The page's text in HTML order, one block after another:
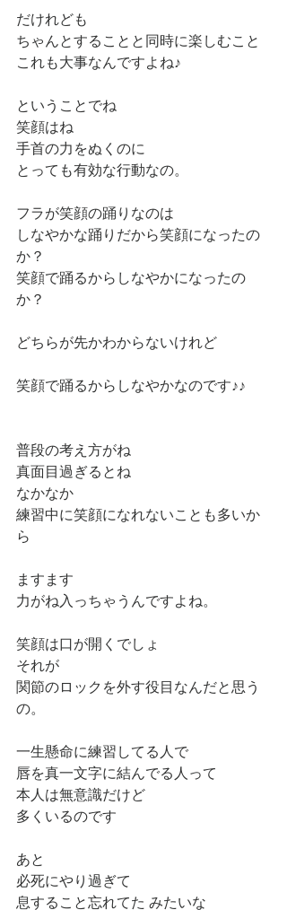
だけれども
ちゃんとすることと同時に楽しむこと
これも大事なんですよね♪
ということでね
笑顔はね
手首の力をぬくのに
とっても有効な行動なの。
フラが笑顔の踊りなのは
しなやかな踊りだから笑顔になったの
か？
笑顔で踊るからしなやかになったの
か？
どちらが先かわからないけれど
笑顔で踊るからしなやかなのです♪♪
普段の考え方がね
真面目過ぎるとね
なかなか
練習中に笑顔になれないことも多いか
ら
ますます
力がね入っちゃうんですよね。
笑顔は口が開くでしょ
それが
関節のロックを外す役目なんだと思う
の。
一生懸命に練習してる人で
唇を真一文字に結んでる人って
本人は無意識だけど
多くいるのです
あと
必死にやり過ぎて
息すること忘れてた みたいな